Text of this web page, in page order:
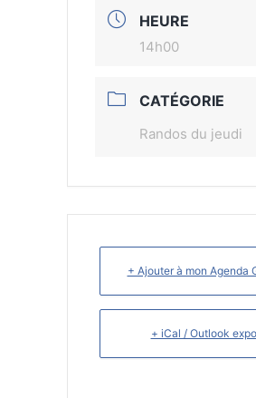
HEURE
14h00
CATÉGORIE
Randos du jeudi
+ Ajouter à mon Agenda
+ iCal / Outlook